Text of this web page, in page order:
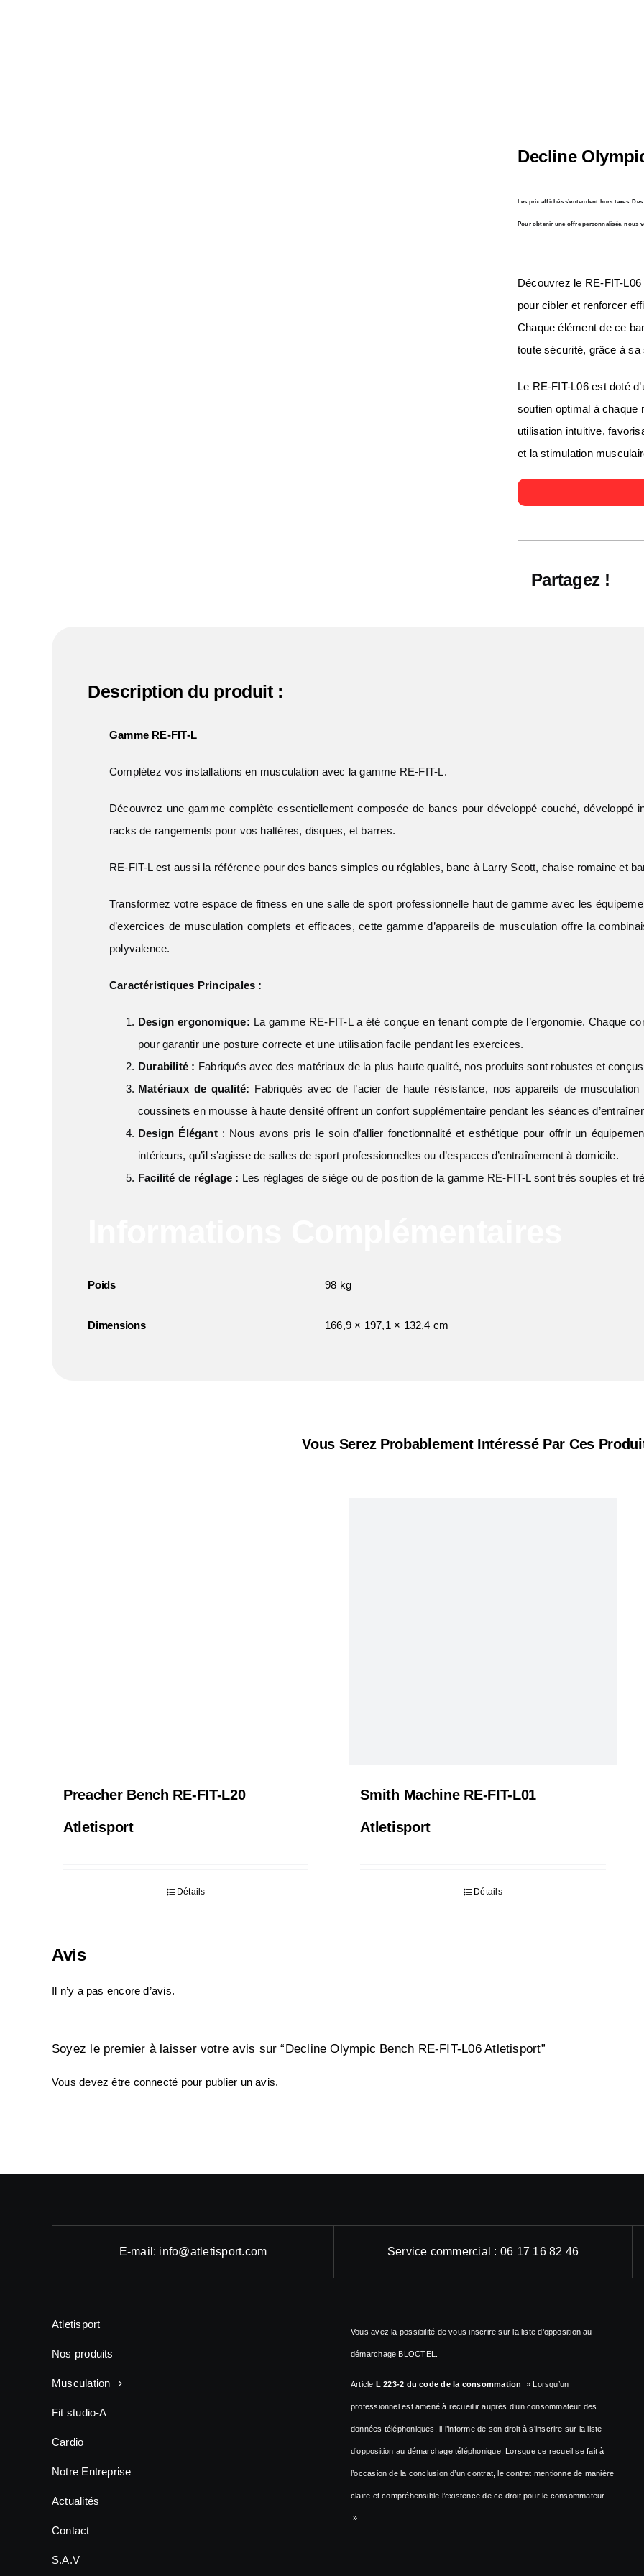
Decline
Les prix affichés s’entendent hors taxes.
Pour obtenir une offre personnalisée, nous
Découvrez le RE-FIT-
pour cibler et renforcer
Chaque élément de ce
toute sécurité, grâce à
Le RE-FIT-L06 est doté
soutien optimal à chaque
utilisation intuitive,
et la stimulation
Partagez !
Description du produit :
Gamme RE-FIT-L
Complétez vos installations en musculation avec la gamme RE-FIT-L.
Découvrez une gamme complète essentiellement composée de bancs pour développé couché, développé
racks de rangements pour vos haltères, disques, et barres.
RE-FIT-L est aussi la référence pour des bancs simples ou réglables, banc à Larry Scott, chaise romaine et
Transformez votre espace de fitness en une salle de sport professionnelle haut de gamme avec les
d’exercices de musculation complets et efficaces, cette gamme d’appareils de musculation offre la
polyvalence.
Caractéristiques Principales :
Design ergonomique: La gamme RE-FIT-L a été conçue en tenant compte de l’ergonomie. Chaque
pour garantir une posture correcte et une utilisation facile pendant les exercices.
Durabilité : Fabriqués avec des matériaux de la plus haute qualité, nos produits sont robustes et
Matériaux de qualité: Fabriqués avec de l’acier de haute résistance, nos appareils de
coussinets en mousse à haute densité offrent un confort supplémentaire pendant les séances
Design Élégant: Nous avons pris le soin d’allier fonctionnalité et esthétique pour offrir un
intérieurs, qu’il s’agisse de salles de sport professionnelles ou d’espaces d’entraînement à domicile.
Facilité de réglage : Les réglages de siège ou de position de la gamme RE-FIT-L sont très souples et
Poids 98 kg
Dimensions 166,9 × 197,1 × 132,4 cm
Vous Serez Probablement Intéressé Par Ces
Preacher Bench RE-FIT-L20
Atletisport
Détails
Smith Machine RE-FIT-L01
Atletisport
Détails
Avis
Il n’y a pas encore d’avis.
Soyez le premier à laisser votre avis sur “Decline Olympic Bench RE-FIT-L06 Atletisport”
Vous devez être connecté pour publier un avis.
E-mail: info@atletisport.com Service commercial : 06 17 16 82 46
Atletisport
Nos produits
Musculation
Fit studio-A
Cardio
Notre Entreprise
Actualités
Contact
S.A.V
Vous avez la possibilité de vous inscrire sur la liste d’opposition au
démarchage BLOCTEL.
Article L 223-2 du code de la consommation » Lorsqu’un
professionnel est amené à recueillir auprès d’un consommateur des
données téléphoniques, il l’informe de son droit à s’inscrire sur la liste
d’opposition au démarchage téléphonique. Lorsque ce recueil se fait à
l’occasion de la conclusion d’un contrat, le contrat mentionne de manière
claire et compréhensible l’existence de ce droit pour le consommateur.
»